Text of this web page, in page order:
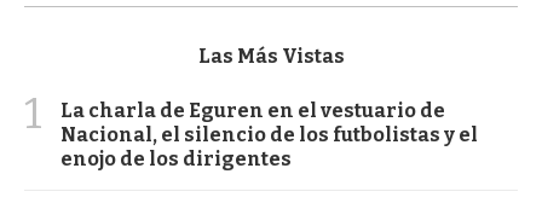
Las Más Vistas
1
La charla de Eguren en el vestuario de
Nacional, el silencio de los futbolistas y el
enojo de los dirigentes